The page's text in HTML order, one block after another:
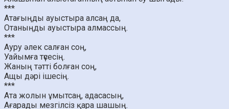
***
Атағыңды ауыстыра алсаң да,
Отаныңды ауыстыра алмассың.
***
Ауру әлек салған соң,
Уайымға түсесің.
Жаның тәтті болған соң,
Ащы дәрі ішесің.
***
Ата жолын ұмытсаң, адасасың,
Ағарады мезгілсіз қара шашың.